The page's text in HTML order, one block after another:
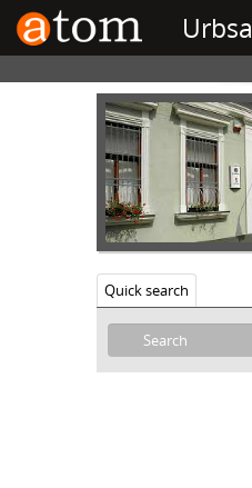
Urbsa
Quick search